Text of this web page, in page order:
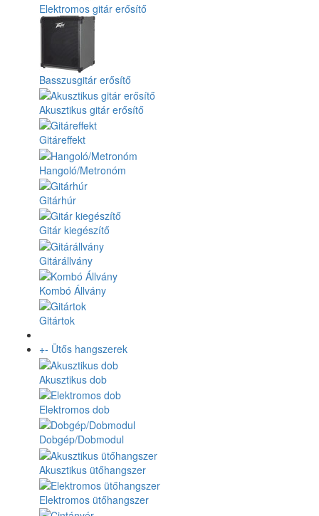
Elektromos gitár erősítő
Basszusgitár erősítő
Akusztikus gitár erősítő
Gitáreffekt
Hangoló/Metronóm
Gitárhúr
Gitár kiegészítő
Gitárállvány
Kombó Állvány
Gitártok
+- Ütős hangszerek
Akusztikus dob
Elektromos dob
Dobgép/Dobmodul
Akusztikus ütőhangszer
Elektromos ütőhangszer